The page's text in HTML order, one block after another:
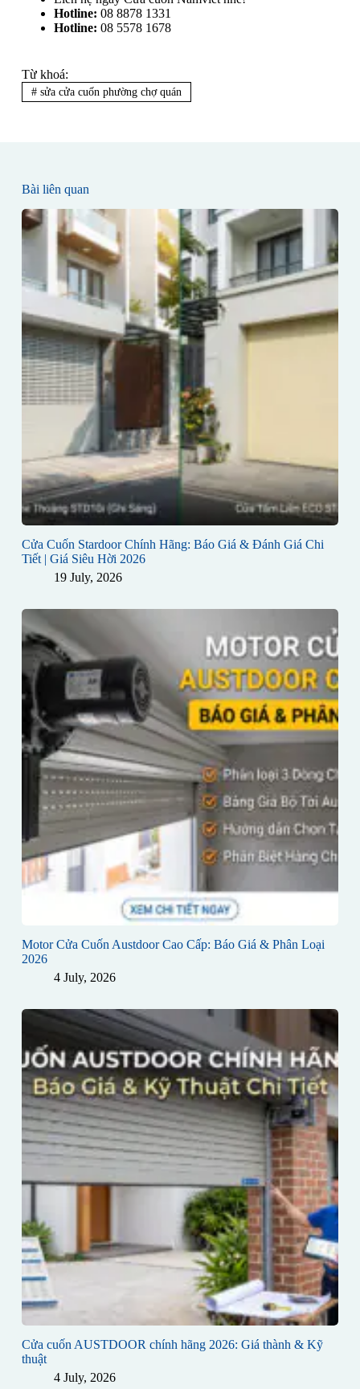
Hotline: 08 8878 1331
Hotline: 08 5578 1678
Từ khoá:
#sửa cửa cuốn phường chợ quán
Bài liên quan
Cửa Cuốn Stardoor Chính Hãng: Báo Giá & Đánh Giá Chi
Tiết | Giá Siêu Hời 2026
19 July, 2026
Motor Cửa Cuốn Austdoor Cao Cấp: Báo Giá & Phân Loại
2026
4 July, 2026
Cửa cuốn AUSTDOOR chính hãng 2026: Giá thành & Kỹ
thuật
4 July, 2026